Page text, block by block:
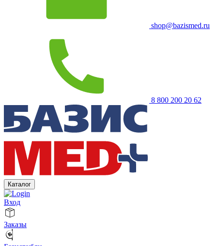
shop@bazismed.ru
8 800 200 20 62
Каталог
Вход
Заказы